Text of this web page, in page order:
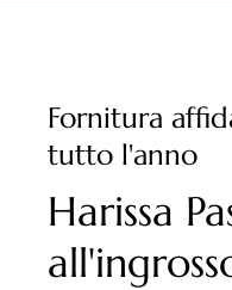
Fornitura
tutto l'anno
Harissa